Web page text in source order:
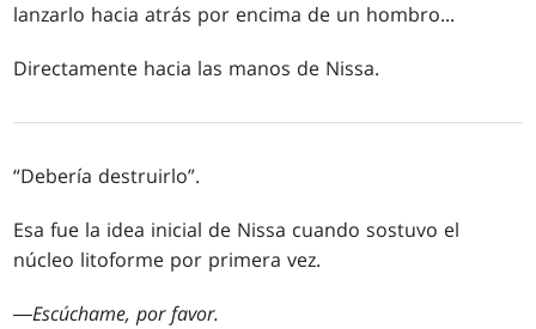
lanzarlo hacia atrás por encima de un hombro...
Directamente hacia las manos de Nissa.
“Debería destruirlo”.
Esa fue la idea inicial de Nissa cuando sostuvo el
núcleo litoforme por primera vez.
―Escúchame, por favor.